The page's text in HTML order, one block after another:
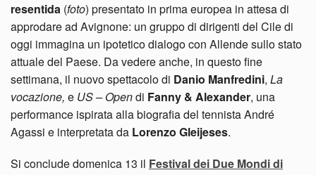
resentida (foto) presentato in prima europea in attesa di
approdare ad Avignone: un gruppo di dirigenti del Cile di
oggi immagina un ipotetico dialogo con Allende sullo stato
attuale del Paese. Da vedere anche, in questo fine
settimana, il nuovo spettacolo di Danio Manfredini, La
vocazione, e US – Opendi Fanny & Alexander, una
performance ispirata alla biografia del tennista André
Agassi e interpretata da Lorenzo Gleijeses.
Si conclude domenica 13 il Festival dei Due Mondi di